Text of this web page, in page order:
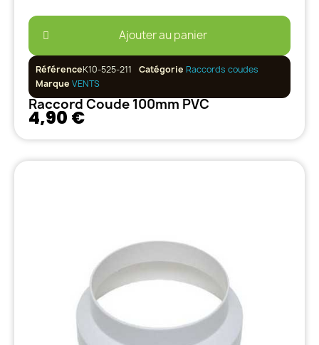
Ajouter au panier
RéférenceK10-525-211 Catégorie Raccords coudes
Marque VENTS
Raccord Coude 100mm PVC
4,90 €